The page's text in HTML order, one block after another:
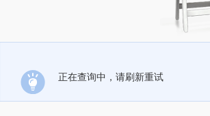
正在查询中，请刷新重试